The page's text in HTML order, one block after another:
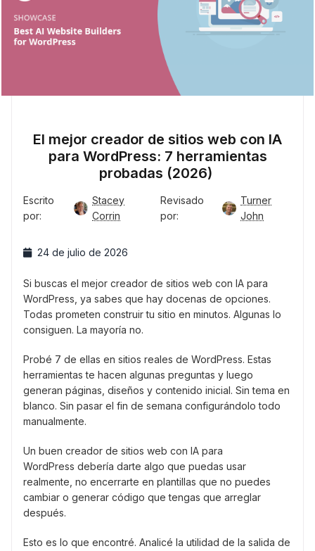
El mejor creador de sitios web con IA
para WordPress: 7 herramientas
probadas (2026)
Escrito
por:
Stacey
Corrin
Revisado
por:
Turner
John
24 de julio de 2026
Si buscas el mejor creador de sitios web con IA para
WordPress, ya sabes que hay docenas de opciones.
Todas prometen construir tu sitio en minutos. Algunas lo
consiguen. La mayoría no.
Probé 7 de ellas en sitios reales de WordPress. Estas
herramientas te hacen algunas preguntas y luego
generan páginas, diseños y contenido inicial. Sin tema en
blanco. Sin pasar el fin de semana configurándolo todo
manualmente.
Un buen creador de sitios web con IA para
WordPress debería darte algo que puedas usar
realmente, no encerrarte en plantillas que no puedes
cambiar o generar código que tengas que arreglar
después.
Esto es lo que encontré. Analicé la utilidad de la salida de